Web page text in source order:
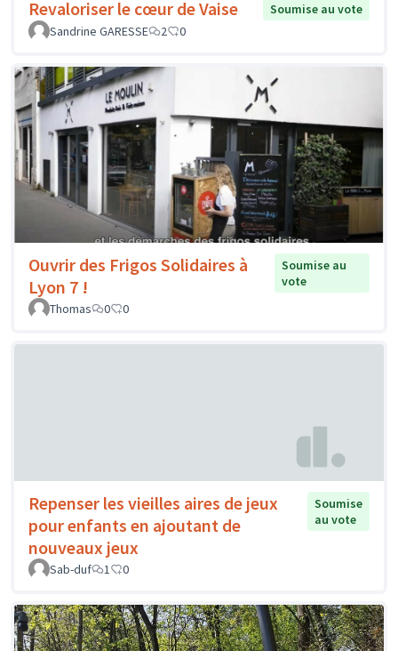
Revaloriser le cœur de Vaise
Soumise au vote
Sandrine GARESSE
2 0
Ouvrir des Frigos Solidaires à
Lyon 7 !
Soumise au
vote
Thomas
0 0
Repenser les vieilles aires de jeux
pour enfants en ajoutant de
nouveaux jeux
Soumise
au vote
Sab-duf 1 0